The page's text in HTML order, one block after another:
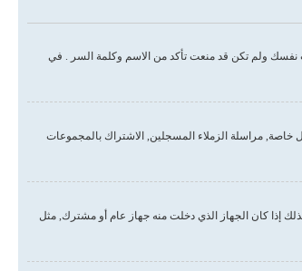
ولم تكن قد منعت تأكد من الاسم وكلمة السر . في
مراسلة الزملاء المسجلين, الاشتراك بالمجموعات
إذا كان الجهاز الذي دخلت منه جهاز عام أو مشترك, مثل